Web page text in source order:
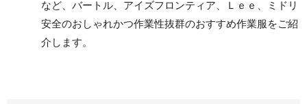
レディース作業着
ブルゾン
シャツ
など、バートル、アイズフロンティア、Ｌｅｅ、ミドリ
安全のおしゃれかつ作業性抜群のおすすめ作業服をご紹
介します。